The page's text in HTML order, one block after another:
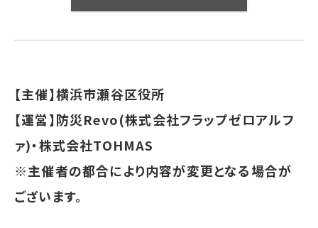
【主催】横浜市瀬谷区役所
【運営】防災Revo(株式会社フラップゼロアルフ
ァ)・株式会社TOHMAS
※主催者の都合により内容が変更となる場合が
ございます。